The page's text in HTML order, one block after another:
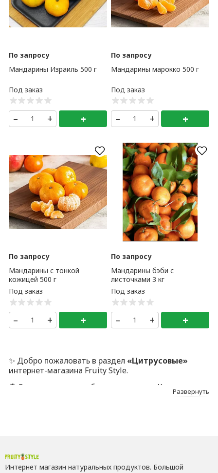
По запросу
Мандарины Израиль 500 г
– + +
По запросу
Мандарины марокко 500 г
– + +
По запросу
Мандарины с тонкой
кожицей 500 г
– + +
По запросу
Мандарины бэби с
листочками 3 кг
– + +
✨ Добро пожаловать в раздел «Цитрусовые»
интернет-магазина Fruity Style.
🍍 Здесь — только отборные позиции. Каждую мы
получаете только лучшее. Если вдруг что-то
пойдёт не так —
заменим без лишних слов, по
Развернуть
Интернет магазин натуральных продуктов. Большой